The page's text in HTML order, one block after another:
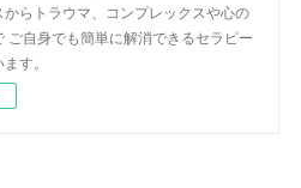
からトラウマ、コンプレックスや心の
ご自身でも簡単に解消できるセラピー
す。